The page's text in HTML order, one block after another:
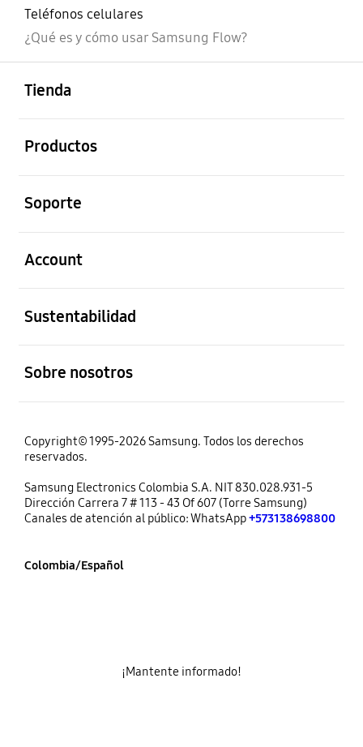
Teléfonos celulares
¿Qué es y cómo usar Samsung Flow?
Tienda
Productos
Soporte
Account
Sustentabilidad
Sobre nosotros
Copyright© 1995-2026 Samsung. Todos los derechos
reservados.
Samsung Electronics Colombia S.A. NIT 830.028.931-5
Dirección Carrera 7 # 113 - 43 Of 607 (Torre Samsung)
Canales de atención al público: WhatsApp+573138698800
Colombia/Español
¡Mantente informado!